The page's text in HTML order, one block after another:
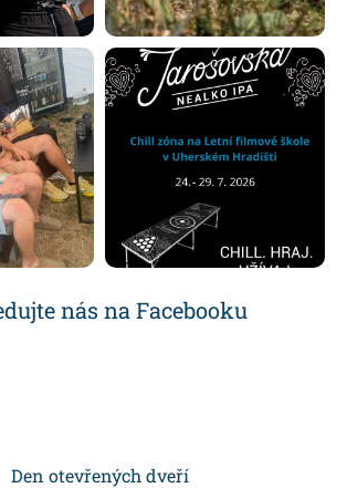
nás na Facebooku
Den otevřených dveří